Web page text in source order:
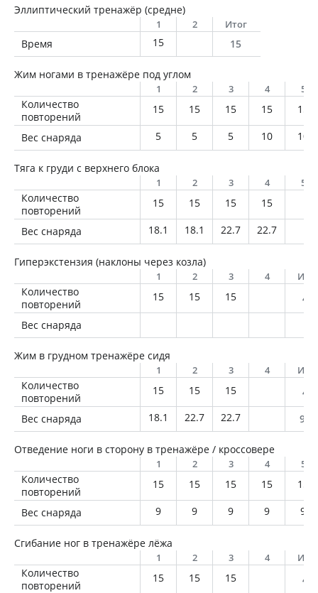
Эллиптический тренажёр (средне)
1 2 Итог
Время 15 15
Жим ногами в тренажёре под углом
1 2 3 4 5
Количество
повторений
15 15 15 15 15
Вес снаряда 5 5 5 10 10
Тяга к груди с верхнего блока
1 2 3 4 5
Количество
повторений
15 15 15 15
Вес снаряда 18.1 18.1 22.7 22.7
Гиперэкстензия (наклоны через козла)
1 2 3 4
Количество
повторений
15 15 15
45
Вес снаряда
Жим в грудном тренажёре сидя
1 2 3 4
Количество
повторений
15 15 15
45
Вес снаряда
18.1 22.7 22.7 952
Отведение ноги в сторону в тренажёре / кроссовере
1 2 3 4 5
Количество
повторений
15 15 15 15 15
Вес снаряда 9 9 9 9 9
Сгибание ног в тренажёре лёжа
1 2 3 4
Количество
повторений
15 15 15
45